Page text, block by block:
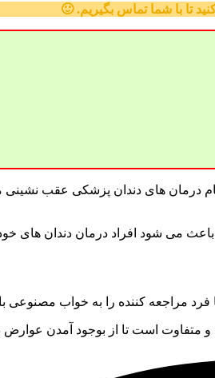
تا با شما تماس بگیریم. 🙂
درمان های دندان پزشکی عقب نشینی
می شود افراد درمان دندان های خود
مراجعه کننده را به خواب مصنوعی
متفاوت است تا از بوجود آمدن